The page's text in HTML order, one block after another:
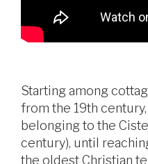
Starting among
from the 19th
belonging to the
century), until
the oldest Christian